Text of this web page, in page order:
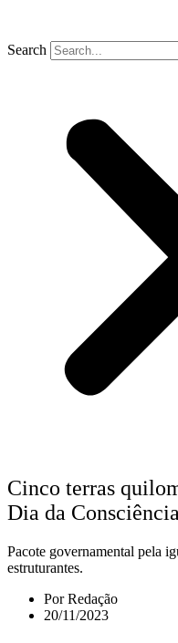
Search
Cinco terras
Dia da
Pacote governamental pela
estruturantes.
PorRedação
20/11/2023